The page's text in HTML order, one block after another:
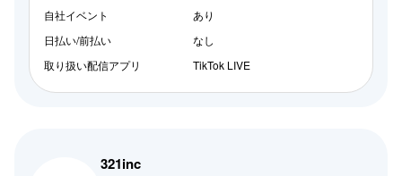
自社イベント
あり
日払い/前払い
なし
取り扱い配信アプリ
TikTok LIVE
321inc